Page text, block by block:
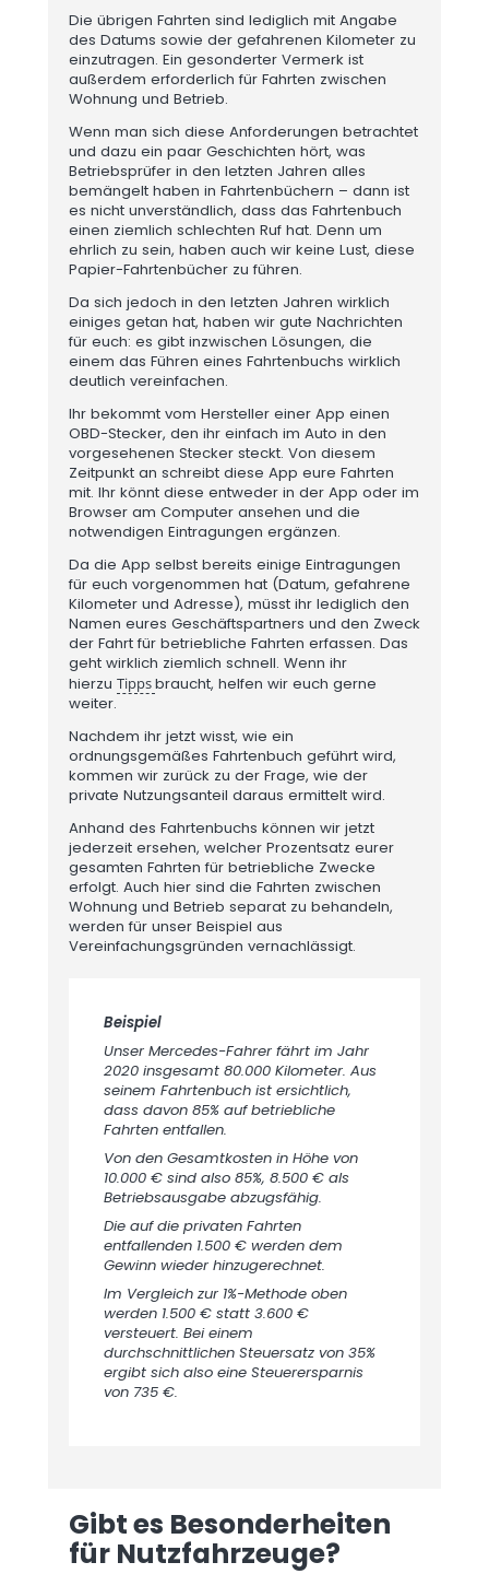
Die übrigen Fahrten sind lediglich mit Angabe
des Datums sowie der gefahrenen Kilometer zu
einzutragen. Ein gesonderter Vermerk ist
außerdem erforderlich für Fahrten zwischen
Wohnung und Betrieb.
Wenn man sich diese Anforderungen betrachtet
und dazu ein paar Geschichten hört, was
Betriebsprüfer in den letzten Jahren alles
bemängelt haben in Fahrtenbüchern – dann ist
es nicht unverständlich, dass das Fahrtenbuch
einen ziemlich schlechten Ruf hat. Denn um
ehrlich zu sein, haben auch wir keine Lust, diese
Papier-Fahrtenbücher zu führen.
Da sich jedoch in den letzten Jahren wirklich
einiges getan hat, haben wir gute Nachrichten
für euch: es gibt inzwischen Lösungen, die
einem das Führen eines Fahrtenbuchs wirklich
deutlich vereinfachen.
Ihr bekommt vom Hersteller einer App einen
OBD-Stecker, den ihr einfach im Auto in den
vorgesehenen Stecker steckt. Von diesem
Zeitpunkt an schreibt diese App eure Fahrten
mit. Ihr könnt diese entweder in der App oder im
Browser am Computer ansehen und die
notwendigen Eintragungen ergänzen.
Da die App selbst bereits einige Eintragungen
für euch vorgenommen hat (Datum, gefahrene
Kilometer und Adresse), müsst ihr lediglich den
Namen eures Geschäftspartners und den Zweck
der Fahrt für betriebliche Fahrten erfassen. Das
geht wirklich ziemlich schnell. Wenn ihr
hierzu Tippsbraucht, helfen wir euch gerne
weiter.
Nachdem ihr jetzt wisst, wie ein
ordnungsgemäßes Fahrtenbuch geführt wird,
kommen wir zurück zu der Frage, wie der
private Nutzungsanteil daraus ermittelt wird.
Anhand des Fahrtenbuchs können wir jetzt
jederzeit ersehen, welcher Prozentsatz eurer
gesamten Fahrten für betriebliche Zwecke
erfolgt. Auch hier sind die Fahrten zwischen
Wohnung und Betrieb separat zu behandeln,
werden für unser Beispiel aus
Vereinfachungsgründen vernachlässigt.
Beispiel
Unser Mercedes-Fahrer fährt im Jahr
2020 insgesamt 80.000 Kilometer. Aus
seinem Fahrtenbuch ist ersichtlich,
dass davon 85% auf betriebliche
Fahrten entfallen.
Von den Gesamtkosten in Höhe von
10.000 € sind also 85%, 8.500 € als
Betriebsausgabe abzugsfähig.
Die auf die privaten Fahrten
entfallenden 1.500 € werden dem
Gewinn wieder hinzugerechnet.
Im Vergleich zur 1%-Methode oben
werden 1.500 € statt 3.600 €
versteuert. Bei einem
durchschnittlichen Steuersatz von 35%
ergibt sich also eine Steuerersparnis
von 735 €.
Gibt es Besonderheiten
für Nutzfahrzeuge?